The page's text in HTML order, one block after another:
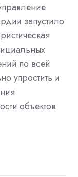
запустило
по всей
упростить и
объектов